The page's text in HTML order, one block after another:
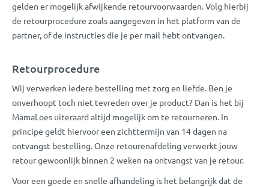
gelden er mogelijk afwijkende retourvoorwaarden. Volg hierbij
de retourprocedure zoals aangegeven in het platform van de
partner, of de instructies die je per mail hebt ontvangen.
Retourprocedure
Wij verwerken iedere bestelling met zorg en liefde. Ben je
onverhoopt toch niet tevreden over je product? Dan is het bij
MamaLoes uiteraard altijd mogelijk om te retourneren. In
principe geldt hiervoor een zichttermijn van 14 dagen na
ontvangst bestelling. Onze retourenafdeling verwerkt jouw
retour gewoonlijk binnen 2 weken na ontvangst van je retour.
Voor een goede en snelle afhandeling is het belangrijk dat de